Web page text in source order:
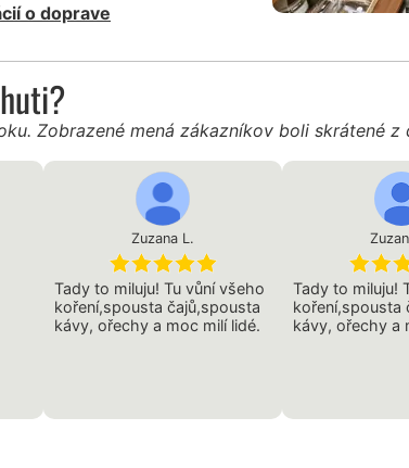
o doprave
Zobrazené mená zákazníkov boli skrátené
Zuzana L.
Tady to miluju! Tu vůní všeho
koření,spousta čajů,spousta
kávy, ořechy a moc milí lidé.
Tady to miluju!
koření,spousta
kávy, ořechy a